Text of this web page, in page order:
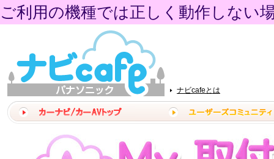
ご利用の機種では正しく動作しない
ナビcafeとは